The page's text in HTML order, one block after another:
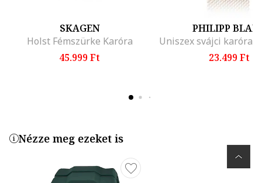
SKAGEN
Holst Fémszürke Karóra
45.999 Ft
PHILIPP
23.499 Ft
Nézze meg ezeket is